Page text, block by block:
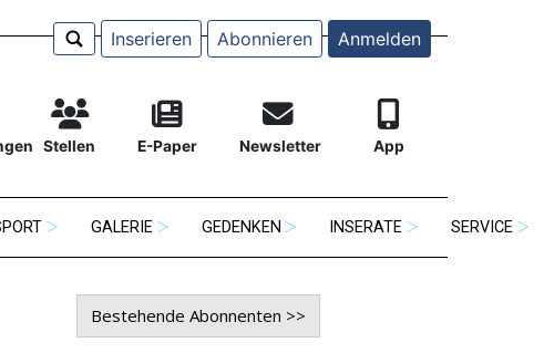
Inserieren Abonnieren Anmelden
Stellen E-Paper Newsletter App
GALERIE GEDENKEN INSERATE SERVICE